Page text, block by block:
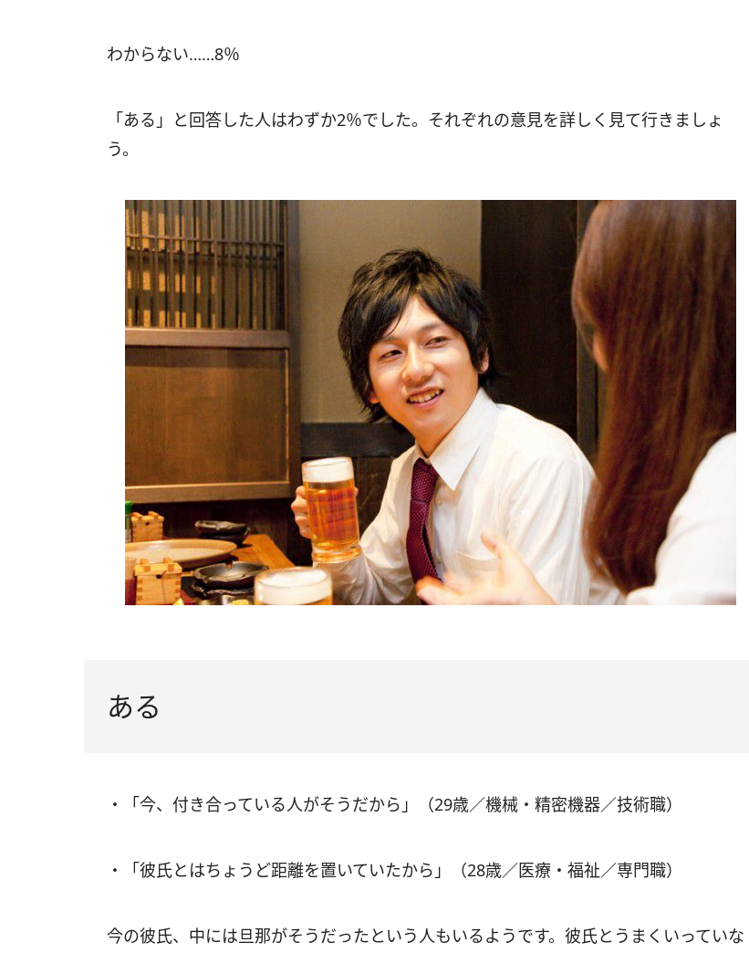
わからない……8％
「ある」と回答した人はわずか2％でした。それぞれの意見を詳しく見て行きましょ
う。
ある
・「今、付き合っている人がそうだから」（29歳／機械・精密機器／技術職）
・「彼氏とはちょうど距離を置いていたから」（28歳／医療・福祉／専門職）
今の彼氏、中には旦那がそうだったという人もいるようです。彼氏とうまくいっていな